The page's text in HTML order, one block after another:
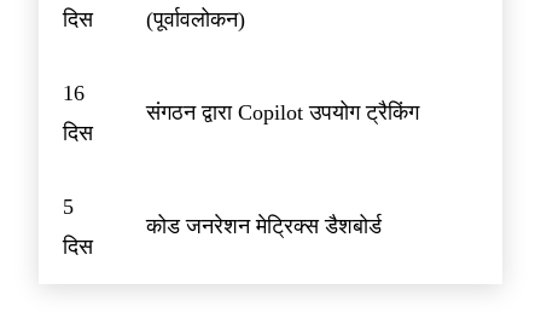
दिस
(पूर्वावलोकन)
16
दिस
संगठन द्वारा Copilot उपयोग ट्रैकिंग
5
दिस
कोड जनरेशन मेट्रिक्स डैशबोर्ड